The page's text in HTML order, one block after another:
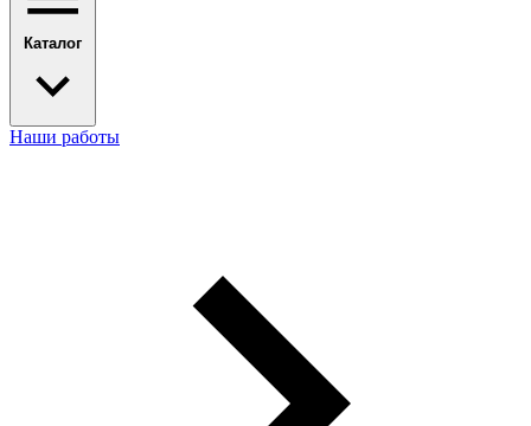
Каталог
Наши работы